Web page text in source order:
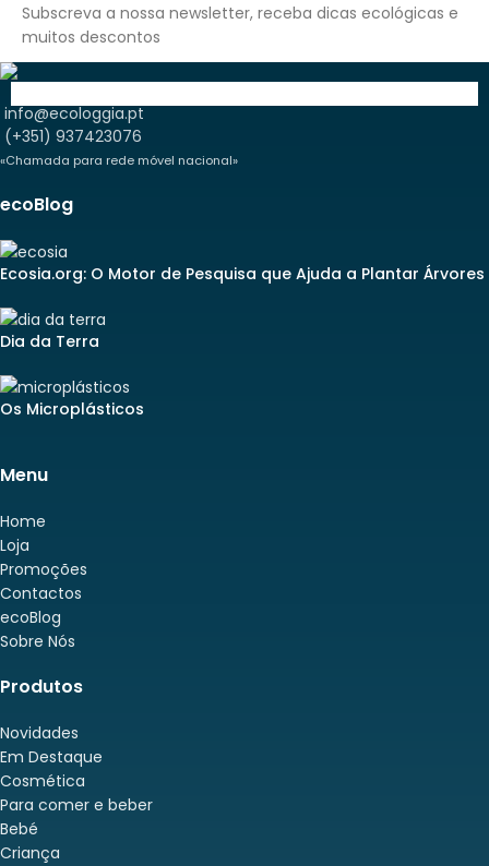
Subscreva a nossa newsletter, receba dicas ecológicas e
muitos descontos
info@ecologgia.pt
(+351) 937423076
«Chamada para rede móvel nacional»
ecoBlog
Ecosia.org: O Motor de Pesquisa que Ajuda a Plantar Árvores
Dia da Terra
Os Microplásticos
Menu
Home
Loja
Promoções
Contactos
ecoBlog
Sobre Nós
Produtos
Novidades
Em Destaque
Cosmética
Para comer e beber
Bebé
Criança